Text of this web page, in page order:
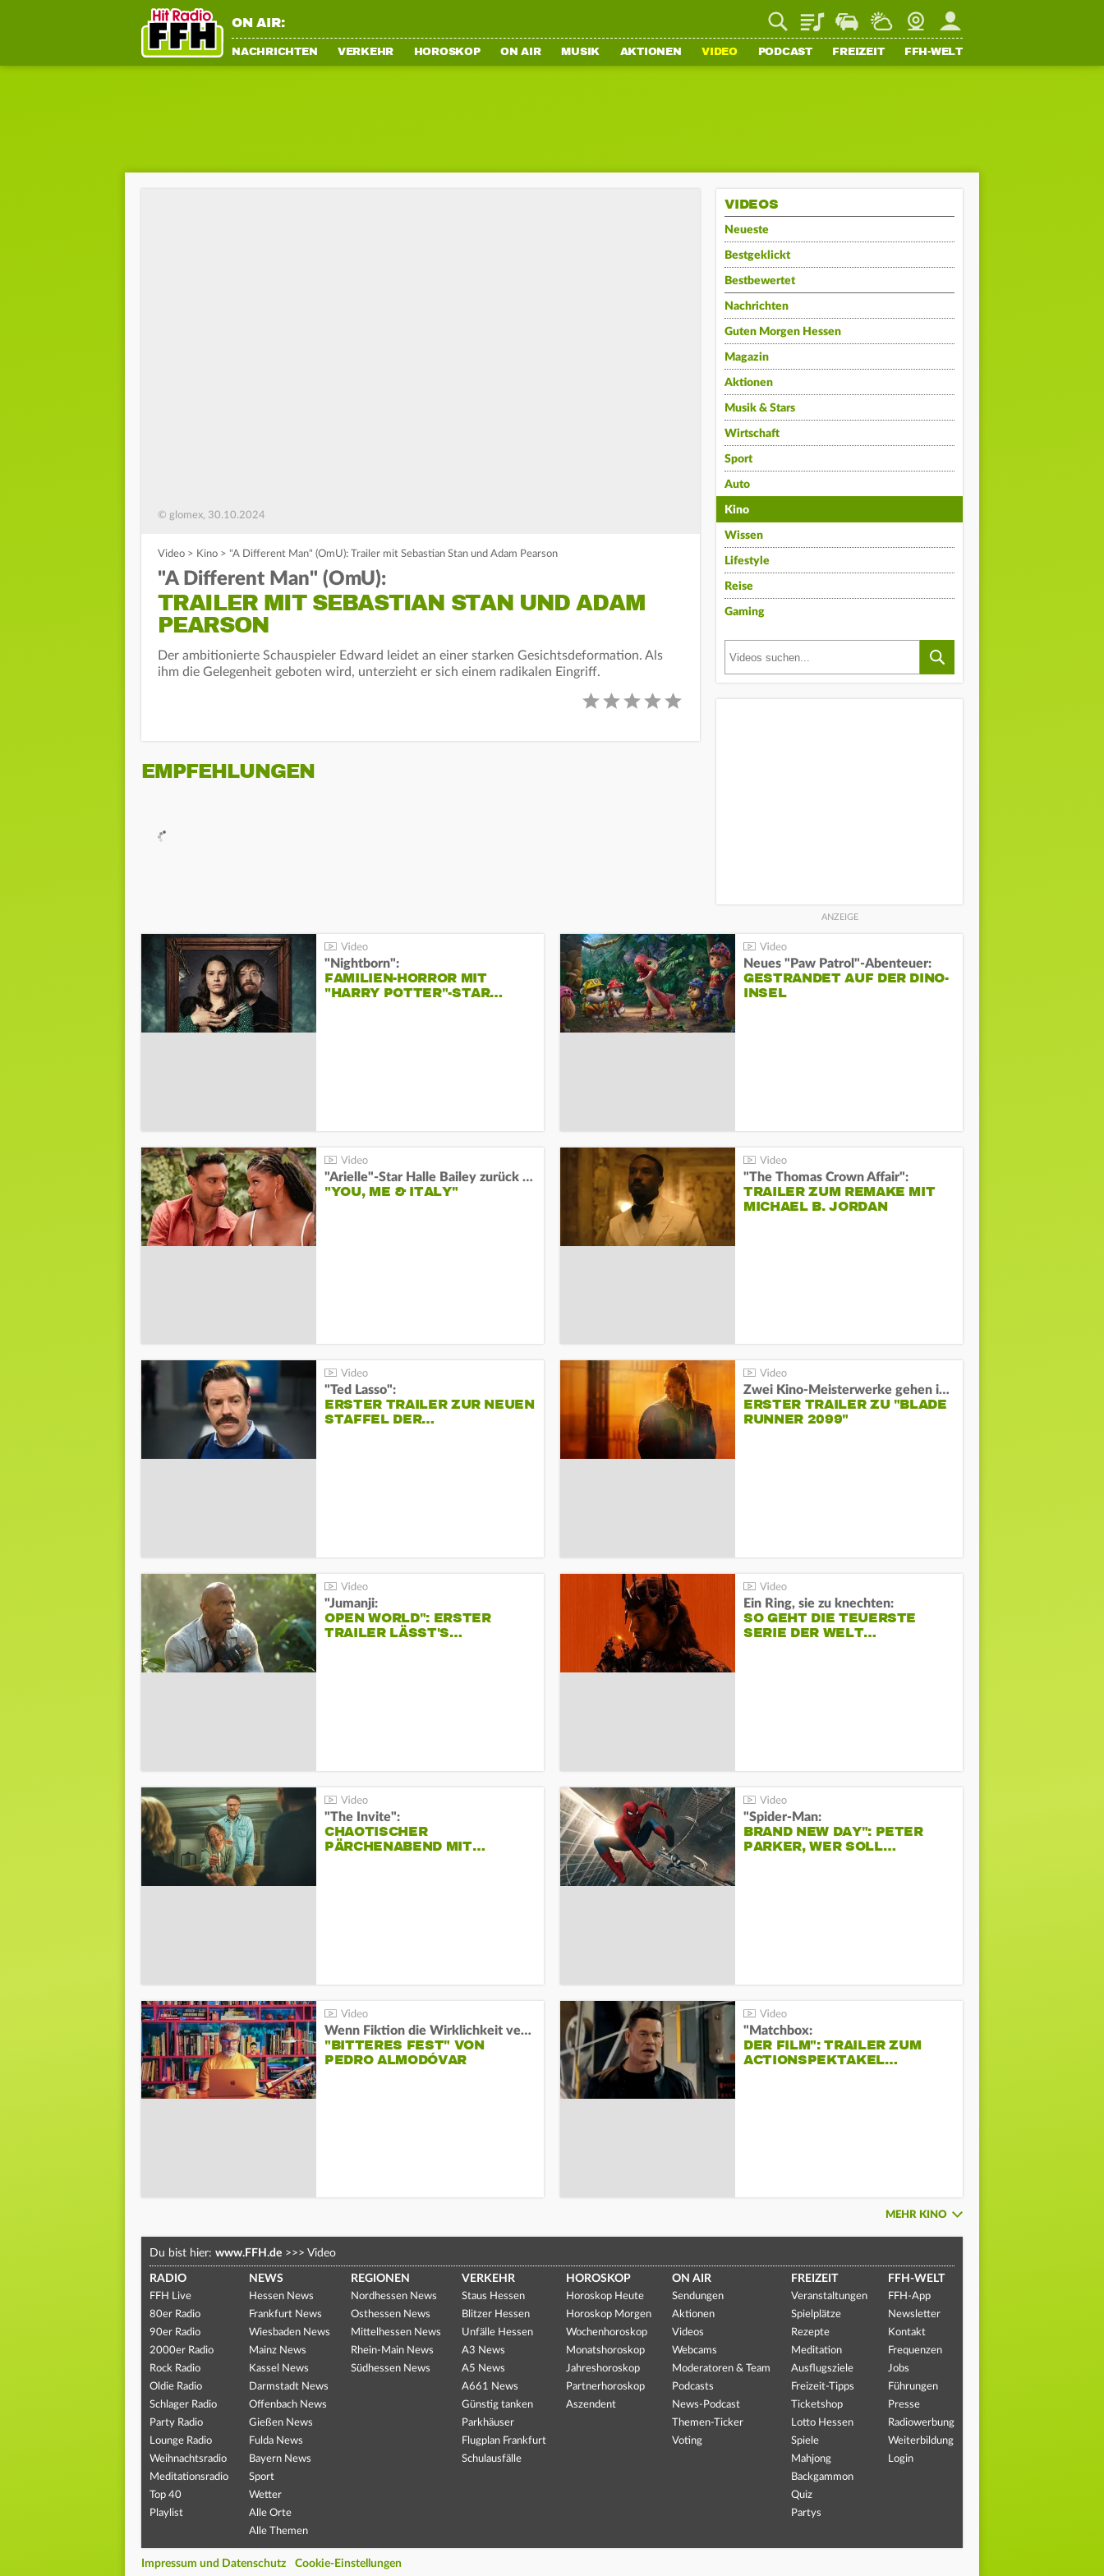
ON AIR: PlaylistStaupilotWetterWebcamMein FFH
NACHRICHTEN VERKEHR HOROSKOP ON AIR MUSIK AKTIONEN VIDEO PODCAST FREIZEIT FFH-WELT
© glomex, 30.10.2024
Video > Kino > "A Different Man" (OmU): Trailer mit Sebastian Stan und Adam Pearson
"A Different Man" (OmU):
TRAILER MIT SEBASTIAN STAN UND ADAM
PEARSON
Der ambitionierte Schauspieler Edward leidet an einer starken Gesichtsdeformation. Als
ihm die Gelegenheit geboten wird, unterzieht er sich einem radikalen Eingriff.
EMPFEHLUNGEN
VIDEOS
Neueste
Bestgeklickt
Bestbewertet
Nachrichten
Guten Morgen Hessen
Magazin
Aktionen
Musik & Stars
Wirtschaft
Sport
Auto
Kino
Wissen
Lifestyle
Reise
Gaming
"Nightborn":
FAMILIEN-HORROR MIT
"HARRY POTTER"-STAR…
Neues "Paw Patrol"-Abenteuer:
GESTRANDET AUF DER DINO-
INSEL
"Arielle"-Star Halle Bailey zurück auf der Leinwand:
"YOU, ME & ITALY"
"The Thomas Crown Affair":
TRAILER ZUM REMAKE MIT
MICHAEL B. JORDAN
"Ted Lasso":
ERSTER TRAILER ZUR NEUEN
STAFFEL DER…
Zwei Kino-Meisterwerke gehen in Serie:
ERSTER TRAILER ZU "BLADE
RUNNER 2099"
"Jumanji:
OPEN WORLD": ERSTER
TRAILER LÄSST'S…
Ein Ring, sie zu knechten:
SO GEHT DIE TEUERSTE
SERIE DER WELT…
"The Invite":
CHAOTISCHER
PÄRCHENABEND MIT…
"Spider-Man:
BRAND NEW DAY": PETER
PARKER, WER SOLL…
Wenn Fiktion die Wirklichkeit verschiebt:
"BITTERES FEST" VON
PEDRO ALMODÓVAR
"Matchbox:
DER FILM": TRAILER ZUM
ACTIONSPEKTAKEL…
MEHR KINO
Du bist hier: www.FFH.de >>> Video
RADIO
FFH Live
80er Radio
90er Radio
2000er Radio
Rock Radio
Oldie Radio
Schlager Radio
Party Radio
Lounge Radio
Weihnachtsradio
Meditationsradio
Top 40
Playlist
NEWS
Hessen News
Frankfurt News
Wiesbaden News
Mainz News
Kassel News
Darmstadt News
Offenbach News
Gießen News
Fulda News
Bayern News
Sport
Wetter
Alle Orte
Alle Themen
REGIONEN
Nordhessen News
Osthessen News
Mittelhessen News
Rhein-Main News
Südhessen News
VERKEHR
Staus Hessen
Blitzer Hessen
Unfälle Hessen
A3 News
A5 News
A661 News
Günstig tanken
Parkhäuser
Flugplan Frankfurt
Schulausfälle
HOROSKOP
Horoskop Heute
Horoskop Morgen
Wochenhoroskop
Monatshoroskop
Jahreshoroskop
Partnerhoroskop
Aszendent
ON AIR
Sendungen
Aktionen
Videos
Webcams
Moderatoren & Team
Podcasts
News-Podcast
Themen-Ticker
Voting
FREIZEIT
Veranstaltungen
Spielplätze
Rezepte
Meditation
Ausflugsziele
Freizeit-Tipps
Ticketshop
Lotto Hessen
Spiele
Mahjong
Backgammon
Quiz
Partys
FFH-WELT
FFH-App
Newsletter
Kontakt
Frequenzen
Jobs
Führungen
Presse
Radiowerbung
Weiterbildung
Login
Impressum und Datenschutz Cookie-Einstellungen